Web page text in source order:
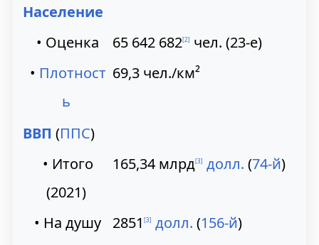
Население
• Оценка
65 642 682[2] чел. (23-е)
• Плотност
ь
69,3 чел./км²
ВВП (ППС)
• Итого
(2021)
165,34 млрд[3] долл. (74-й)
• На душу
2851 [3] долл. (156-й)